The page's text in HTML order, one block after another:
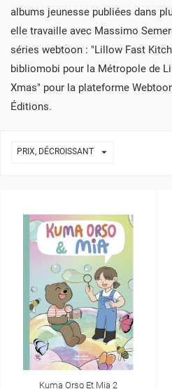
albums jeunesse publiées dans
elle travaille avec Massimo
séries webtoon : "Lillow Fast
bibliomobi pour la Métropole de
Xmas" pour la plateforme
Éditions.
PRIX, DÉCROISSANT 
Kuma Orso Et Mia 2
MES LISTES D'ENVIES
((MODALTITLE))
((CONFIRMMESSAGE))
((CANCELTEXT))
CRÉER UNE LISTE
NOM DE LA LISTE D'ENVIES
CONNEXION
VOUS DEVEZ ÊTRE CONNECTÉ
PRODUITS À VOTRE LISTE